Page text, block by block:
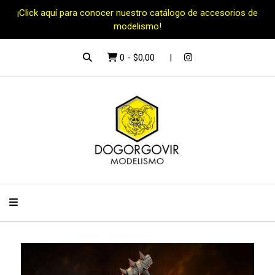
¡Click aquí para conocer nuestro catálogo de accesorios de
modelismo!
0 - $0,00